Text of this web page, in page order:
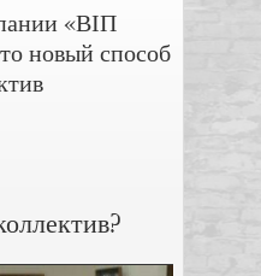
«ВІП
новый способ